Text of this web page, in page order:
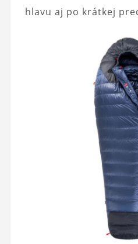
hlavu aj po krátkej